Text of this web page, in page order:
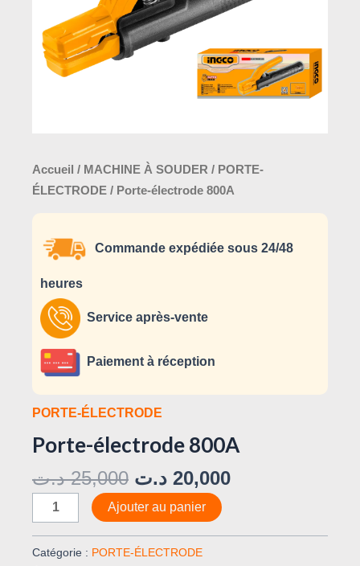
Accueil / MACHINE À SOUDER / PORTE-
ÉLECTRODE / Porte-électrode 800A
Commande expédiée sous 24/48
heures
Service après-vente
Paiement à réception
PORTE-ÉLECTRODE
Porte-électrode 800A
25,000 د.ت 20,000 د.ت
Ajouter au panier
Catégorie : PORTE-ÉLECTRODE